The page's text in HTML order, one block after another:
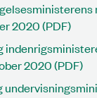
2020 (PDF)
2020 (PDF)